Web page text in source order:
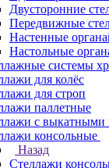
Двусторонние
Передвижные
Настенные
Настольные
системы
для колёс
для строп
паллетные
с выкатными
консольные
Назад
Стеллажи